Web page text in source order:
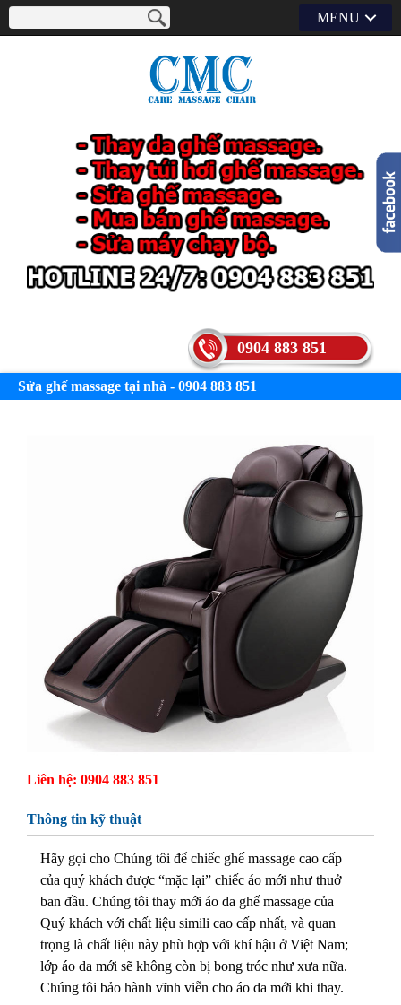
MENU
0904 883 851
Sửa ghế massage tại nhà - 0904 883 851
Liên hệ: 0904 883 851
Thông tin kỹ thuật
Hãy gọi cho Chúng tôi để chiếc ghế massage cao cấp
của quý khách được “mặc lại” chiếc áo mới như thuở
ban đầu. Chúng tôi thay mới áo da ghế massage của
Quý khách với chất liệu simili cao cấp nhất, và quan
trọng là chất liệu này phù hợp với khí hậu ở Việt Nam;
lớp áo da mới sẽ không còn bị bong tróc như xưa nữa.
Chúng tôi bảo hành vĩnh viễn cho áo da mới khi thay.